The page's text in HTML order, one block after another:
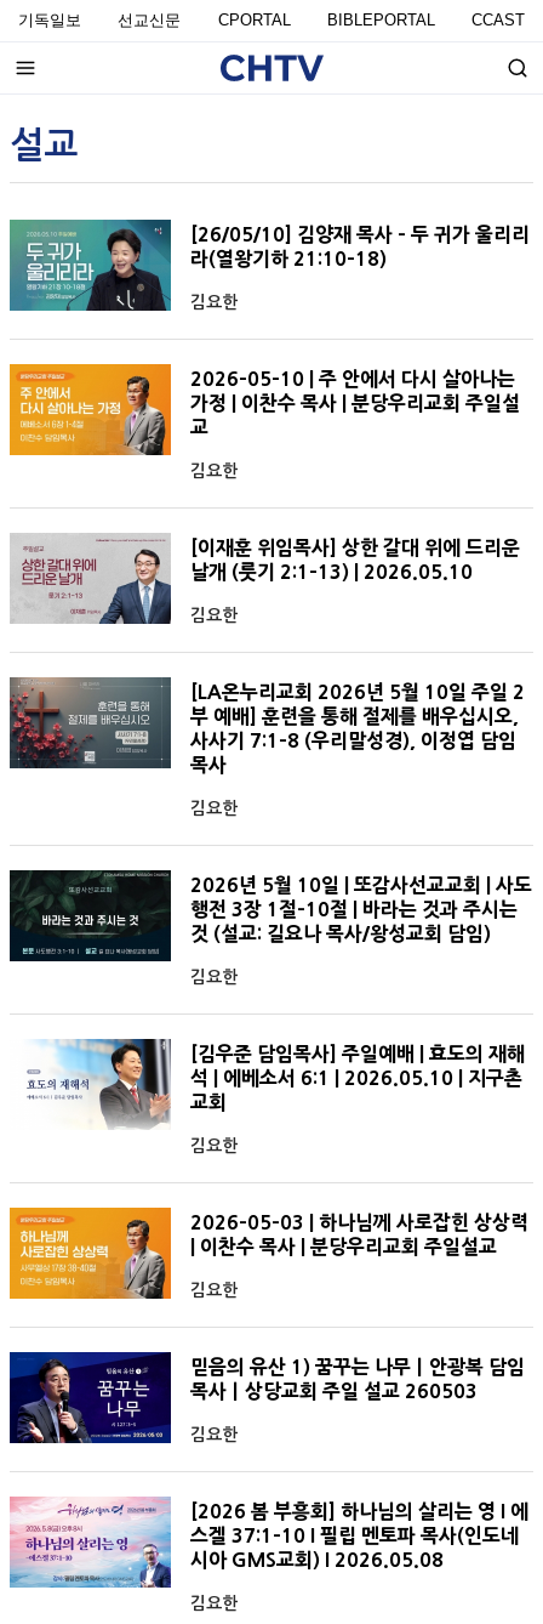
기독일보 선교신문 CPORTAL BIBLEPORTAL CCAST
설교
[26/05/10] 김양재 목사 - 두 귀가 울리리
라(열왕기하 21:10-18)
김요한
2026-05-10 | 주 안에서 다시 살아나는
가정 | 이찬수 목사 | 분당우리교회 주일설
교
김요한
[이재훈 위임목사] 상한 갈대 위에 드리운
날개 (룻기 2:1-13) | 2026.05.10
김요한
[LA온누리교회 2026년 5월 10일 주일 2
부 예배] 훈련을 통해 절제를 배우십시오,
사사기 7:1-8 (우리말성경), 이정엽 담임
목사
김요한
2026년 5월 10일 | 또감사선교교회 | 사도
행전 3장 1절-10절 | 바라는 것과 주시는
것 (설교: 길요나 목사/왕성교회 담임)
김요한
[김우준 담임목사] 주일예배 | 효도의 재해
석 | 에베소서 6:1 | 2026.05.10 | 지구촌
교회
김요한
2026-05-03 | 하나님께 사로잡힌 상상력
| 이찬수 목사 | 분당우리교회 주일설교
김요한
믿음의 유산 1) 꿈꾸는 나무ㅣ안광복 담임
목사ㅣ상당교회 주일 설교 260503
김요한
[2026 봄 부흥회] 하나님의 살리는 영 I 에
스겔 37:1-10 I 필립 멘토파 목사(인도네
시아 GMS교회) I 2026.05.08
김요한